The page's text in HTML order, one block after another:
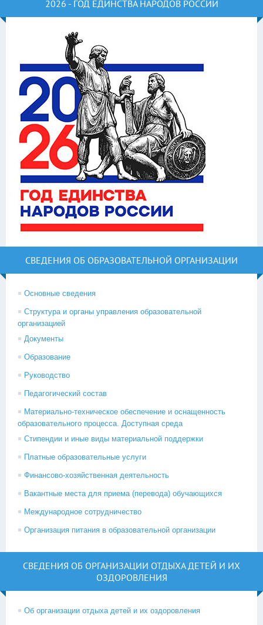
2026 - ГОД ЕДИНСТВА НАРОДОВ РОССИИ
СВЕДЕНИЯ ОБ ОБРАЗОВАТЕЛЬНОЙ ОРГАНИЗАЦИИ
Основные сведения
Структура и органы управления образовательной
организацией
Документы
Образование
Руководство
Педагогический состав
Материально-техническое обеспечение и оснащенность
образовательного процесса. Доступная среда
Стипендии и иные виды материальной поддержки
Платные образовательные услуги
Финансово-хозяйственная деятельность
Вакантные места для приема (перевода) обучающихся
Международное сотрудничество
Организация питания в образовательной организации
СВЕДЕНИЯ ОБ ОРГАНИЗАЦИИ ОТДЫХА ДЕТЕЙ И ИХ
ОЗДОРОВЛЕНИЯ
Об организации отдыха детей и их оздоровления